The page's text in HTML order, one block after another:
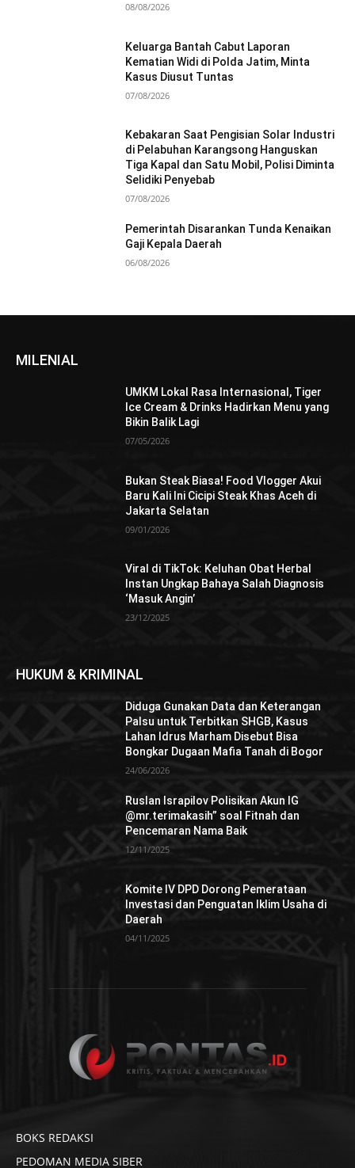
08/08/2026
Keluarga Bantah Cabut Laporan
Kematian Widi di Polda Jatim, Minta
Kasus Diusut Tuntas
07/08/2026
Kebakaran Saat Pengisian Solar Industri
di Pelabuhan Karangsong Hanguskan
Tiga Kapal dan Satu Mobil, Polisi Diminta
Selidiki Penyebab
07/08/2026
Pemerintah Disarankan Tunda Kenaikan
Gaji Kepala Daerah
06/08/2026
MILENIAL
UMKM Lokal Rasa Internasional, Tiger
Ice Cream & Drinks Hadirkan Menu yang
Bikin Balik Lagi
07/05/2026
Bukan Steak Biasa! Food Vlogger Akui
Baru Kali Ini Cicipi Steak Khas Aceh di
Jakarta Selatan
09/01/2026
Viral di TikTok: Keluhan Obat Herbal
Instan Ungkap Bahaya Salah Diagnosis
‘Masuk Angin’
23/12/2025
HUKUM & KRIMINAL
Diduga Gunakan Data dan Keterangan
Palsu untuk Terbitkan SHGB, Kasus
Lahan Idrus Marham Disebut Bisa
Bongkar Dugaan Mafia Tanah di Bogor
24/06/2026
Ruslan Israpilov Polisikan Akun IG
@mr.terimakasih” soal Fitnah dan
Pencemaran Nama Baik
12/11/2025
Komite IV DPD Dorong Pemerataan
Investasi dan Penguatan Iklim Usaha di
Daerah
04/11/2025
BOKS REDAKSI
PEDOMAN MEDIA SIBER